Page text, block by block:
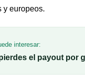
y europeos.
interesar:
el payout por